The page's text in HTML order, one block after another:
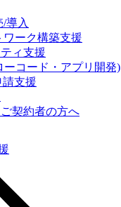
導入
ワーク構築支援
ィ支援
ーコード・アプリ開発)
支援
契約者の方へ